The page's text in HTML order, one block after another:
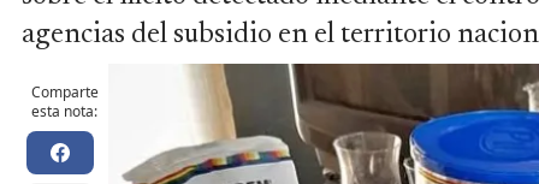
agencias del subsidio en el territorio
Comparte
esta nota: